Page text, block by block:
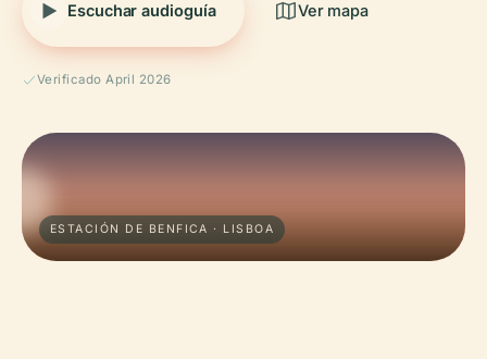
Escuchar audioguía Ver mapa
Verificado April 2026
ESTACIÓN DE BENFICA · LISBOA